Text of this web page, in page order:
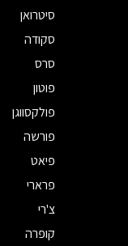
סיטרואן
סקודה
סרס
פוטון
פולקסווגן
פורשה
פיאט
פרארי
צ'רי
קופרה